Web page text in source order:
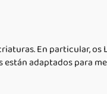
En particular,
adaptados para